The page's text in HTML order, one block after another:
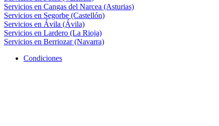
Servicios en Cangas del Narcea (Asturias)
Servicios en Segorbe (Castellón)
Servicios en Ávila (Ávila)
Servicios en Lardero (La Rioja)
Servicios en Berriozar (Navarra)
Condiciones